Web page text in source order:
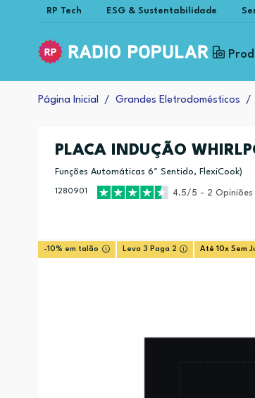
RP Tech ESG & Sustentabilidade
Página Inicial Grandes Eletrodomésticos
PLACA INDUÇÃO
Funções Automáticas 6º Sentido, FlexiCook)
1280901 4.5/5 - 2 Opiniões
-10% em talão Leva 3 Paga 2 Até 10x Sem